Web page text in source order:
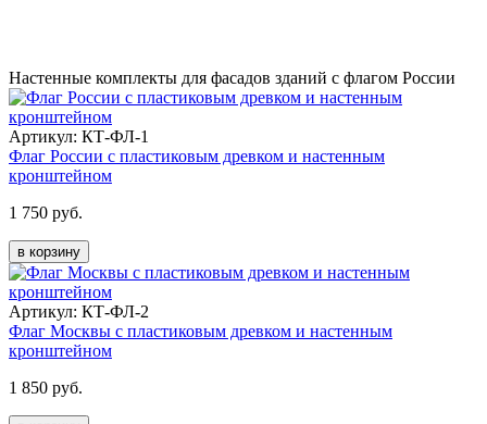
Настенные комплекты для фасадов зданий с флагом России
Артикул: КТ-ФЛ-1
Флаг России с пластиковым древком и настенным
кронштейном
1 750 руб.
в корзину
Артикул: КТ-ФЛ-2
Флаг Москвы с пластиковым древком и настенным
кронштейном
1 850 руб.